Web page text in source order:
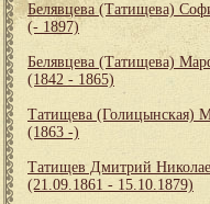
Белявцева (Татищева)
(- 1897)
Белявцева (Татищева)
(1842 - 1865)
Татищева (Голицынская)
(1863 -)
Татищев Дмитрий
(21.09.1861 - 15.10.1879)